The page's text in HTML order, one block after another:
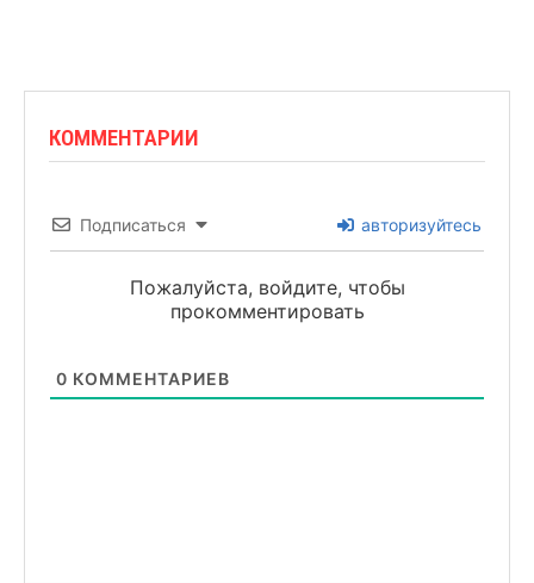
КОММЕНТАРИИ
Подписаться авторизуйтесь
Пожалуйста, войдите, чтобы
прокомментировать
0 КОММЕНТАРИЕВ